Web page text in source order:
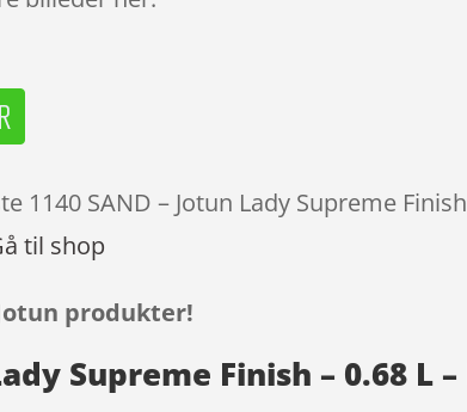
1140 SAND – Jotun Lady Supreme
til shop
produkter!
Supreme Finish – 0.68 L